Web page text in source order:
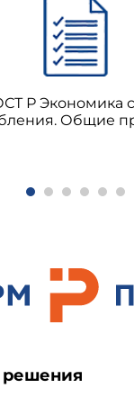
Р Экономика
Общие